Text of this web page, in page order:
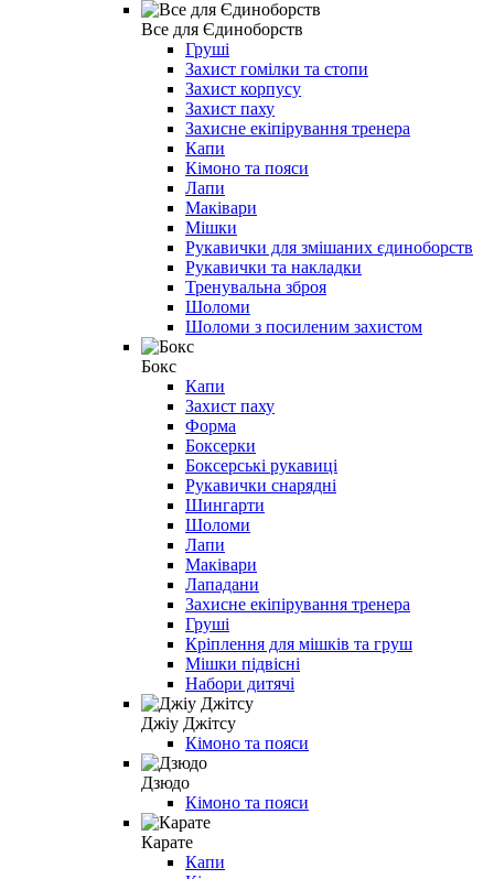
Все для Єдиноборств
Груші
Захист гомілки та стопи
Захист корпусу
Захист паху
Захисне екіпірування тренера
Капи
Кімоно та пояси
Лапи
Маківари
Мішки
Рукавички для змішаних єдиноборств
Рукавички та накладки
Тренувальна зброя
Шоломи
Шоломи з посиленим захистом
Бокс
Капи
Захист паху
Форма
Боксерки
Боксерські рукавиці
Рукавички снарядні
Шингарти
Шоломи
Лапи
Маківари
Лападани
Захисне екіпірування тренера
Груші
Кріплення для мішків та груш
Мішки підвісні
Набори дитячі
Джіу Джітсу
Кімоно та пояси
Дзюдо
Кімоно та пояси
Карате
Капи